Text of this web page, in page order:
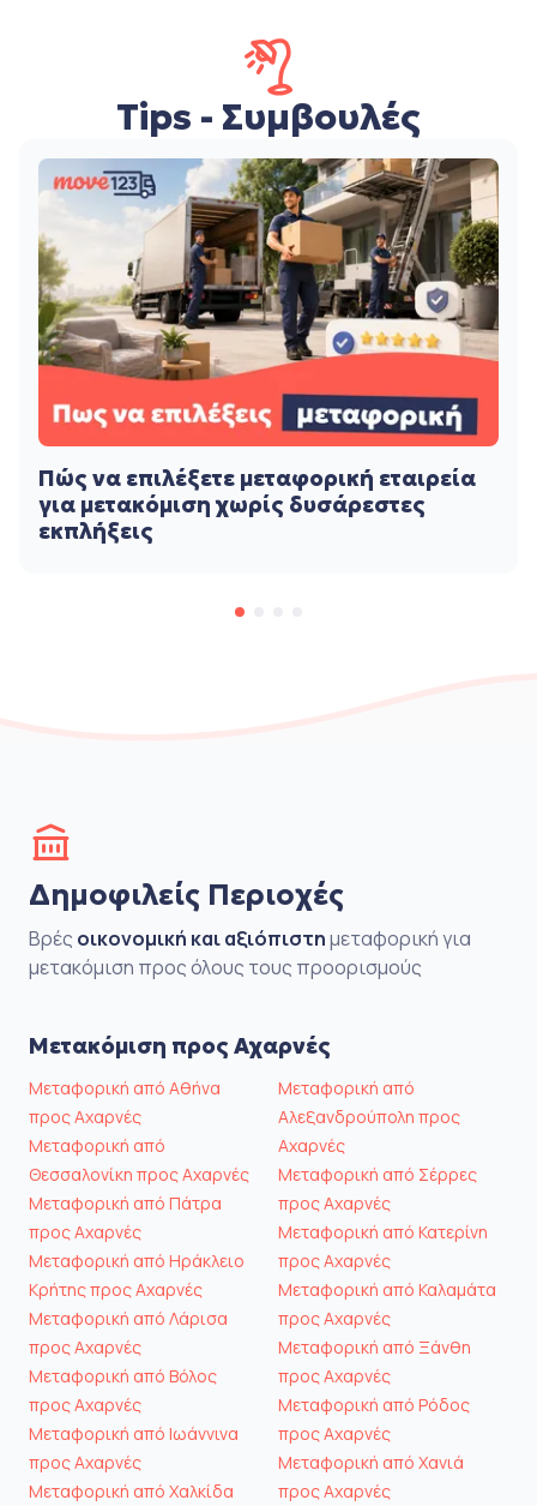
Tips - Συμβουλές
Πώς να επιλέξετε μεταφορική εταιρεία
για μετακόμιση χωρίς δυσάρεστες
εκπλήξεις
Δημοφιλείς Περιοχές
Βρές οικονομική και αξιόπιστημεταφορική για
μετακόμιση προς όλους τους προορισμούς
Μετακόμιση προς Αχαρνές
Μεταφορική από Αθήνα
προς Αχαρνές
Μεταφορική από
Θεσσαλονίκη προς Αχαρνές
Μεταφορική από Πάτρα
προς Αχαρνές
Μεταφορική από Ηράκλειο
Κρήτης προς Αχαρνές
Μεταφορική από Λάρισα
προς Αχαρνές
Μεταφορική από Βόλος
προς Αχαρνές
Μεταφορική από Ιωάννινα
προς Αχαρνές
Μεταφορική από Χαλκίδα
Μεταφορική από
Αλεξανδρούπολη προς
Αχαρνές
Μεταφορική από Σέρρες
προς Αχαρνές
Μεταφορική από Κατερίνη
προς Αχαρνές
Μεταφορική από Καλαμάτα
προς Αχαρνές
Μεταφορική από Ξάνθη
προς Αχαρνές
Μεταφορική από Ρόδος
προς Αχαρνές
Μεταφορική από Χανιά
προς Αχαρνές